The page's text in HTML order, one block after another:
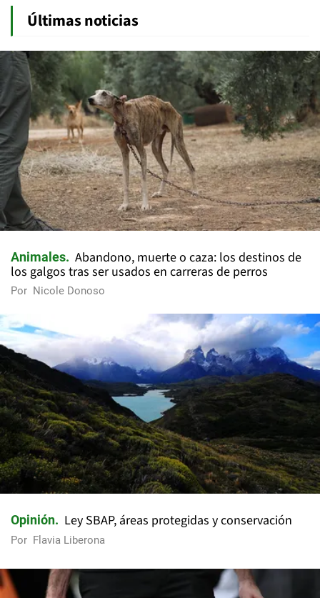
Últimas noticias
Animales
Abandono, muerte o caza: los destinos de
los galgos tras ser usados en carreras de perros
Por Nicole Donoso
Opinión Ley SBAP, áreas protegidas y conservación
Por Flavia Liberona